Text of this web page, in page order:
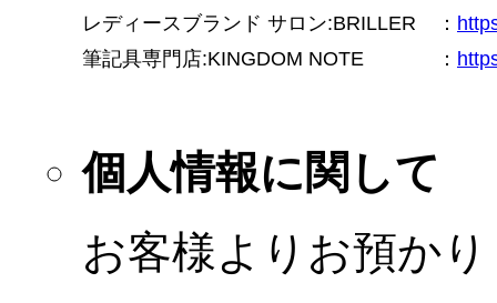
レディースブランド サロン:BRILLER
：
筆記具専門店:KINGDOM NOTE
：
個人情報に関して
お客様よりお預か